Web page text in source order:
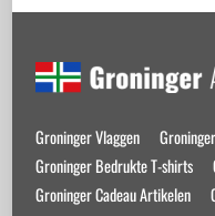
Groninger Vlaggen
Groninger Bedrukte T-shirts
Groninger Cadeau Artikelen